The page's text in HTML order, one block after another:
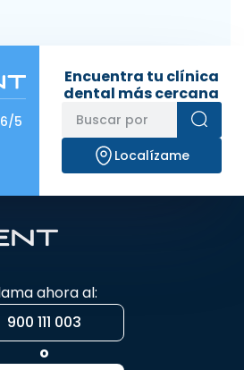
5
Encuentra tu clínica
dental más cercana
Localízame
ahora al:
900 111 003
o